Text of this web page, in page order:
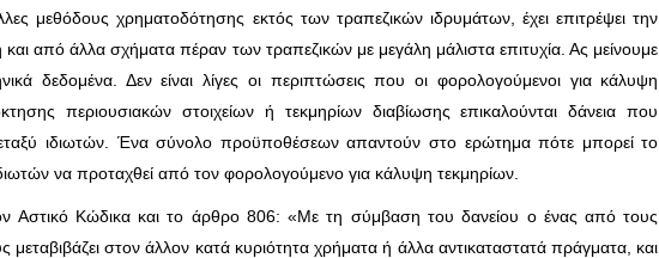
μεθόδους χρηματοδότησης εκτός των τραπεζικών ιδρυμάτων, έχει επιτρέψει την
από άλλα σχήματα πέραν των τραπεζικών με μεγάλη μάλιστα επιτυχία. Ας μείνουμε
δεδομένα. Δεν είναι λίγες οι περιπτώσεις που οι φορολογούμενοι για κάλυψη
περιουσιακών στοιχείων ή τεκμηρίων διαβίωσης επικαλούνται δάνεια που
ιδιωτών. Ένα σύνολο προϋποθέσεων απαντούν στο ερώτημα πότε μπορεί το
να προταχθεί από τον φορολογούμενο για κάλυψη τεκμηρίων.
Αστικό Κώδικα και το άρθρο 806: «Με τη σύμβαση του δανείου ο ένας από τους
μεταβιβάζει στον άλλον κατά κυριότητα χρήματα ή άλλα αντικαταστατά πράγματα, και